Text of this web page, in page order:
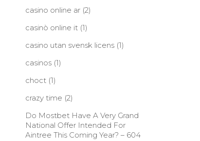
casino online ar(2)
casinò online it(1)
casino utan svensk licens(1)
casinos(1)
choct(1)
crazy time (2)
Do Mostbet Have A Very Grand
National Offer Intended For
Aintree This Coming Year? – 604